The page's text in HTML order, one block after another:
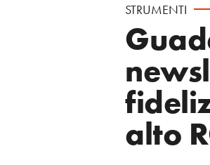
STRUMENTI
alto